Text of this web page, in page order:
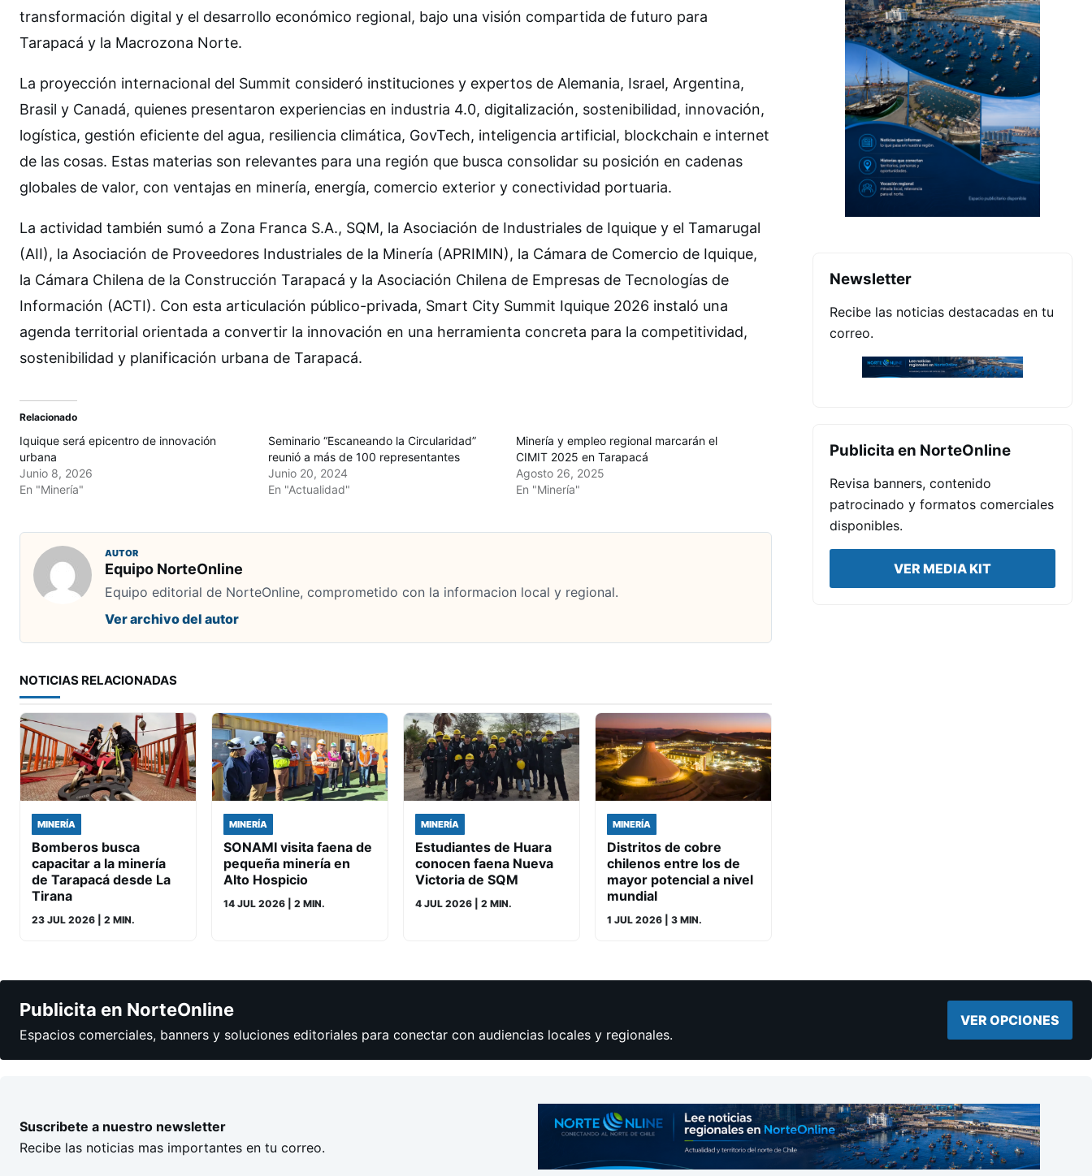
transformación digital y el desarrollo económico regional, bajo una visión compartida de futuro para
Tarapacá y la Macrozona Norte.
La proyección internacional del Summit consideró instituciones y expertos de Alemania, Israel, Argentina,
Brasil y Canadá, quienes presentaron experiencias en industria 4.0, digitalización, sostenibilidad, innovación,
logística, gestión eficiente del agua, resiliencia climática, GovTech, inteligencia artificial, blockchain e internet
de las cosas. Estas materias son relevantes para una región que busca consolidar su posición en cadenas
globales de valor, con ventajas en minería, energía, comercio exterior y conectividad portuaria.
La actividad también sumó a Zona Franca S.A., SQM, la Asociación de Industriales de Iquique y el Tamarugal
(AII), la Asociación de Proveedores Industriales de la Minería (APRIMIN), la Cámara de Comercio de Iquique,
la Cámara Chilena de la Construcción Tarapacá y la Asociación Chilena de Empresas de Tecnologías de
Información (ACTI). Con esta articulación público-privada, Smart City Summit Iquique 2026 instaló una
agenda territorial orientada a convertir la innovación en una herramienta concreta para la competitividad,
sostenibilidad y planificación urbana de Tarapacá.
Relacionado
Iquique será epicentro de innovación
urbana
Junio 8, 2026
En "Minería"
Seminario “Escaneando la Circularidad”
reunió a más de 100 representantes
Junio 20, 2024
En "Actualidad"
Minería y empleo regional marcarán el
CIMIT 2025 en Tarapacá
Agosto 26, 2025
En "Minería"
AUTOR
Equipo NorteOnline
Equipo editorial de NorteOnline, comprometido con la informacion local y regional.
Ver archivo del autor
NOTICIAS RELACIONADAS
MINERÍA
Bomberos busca
capacitar a la minería
de Tarapacá desde La
Tirana
23 JUL 2026 | 2 MIN.
MINERÍA
SONAMI visita faena de
pequeña minería en
Alto Hospicio
14 JUL 2026 | 2 MIN.
MINERÍA
Estudiantes de Huara
conocen faena Nueva
Victoria de SQM
4 JUL 2026 | 2 MIN.
MINERÍA
Distritos de cobre
chilenos entre los de
mayor potencial a nivel
mundial
1 JUL 2026 | 3 MIN.
Newsletter
Recibe las noticias destacadas en tu
correo.
Publicita en NorteOnline
Revisa banners, contenido
patrocinado y formatos comerciales
disponibles.
VER MEDIA KIT
Publicita en NorteOnline
Espacios comerciales, banners y soluciones editoriales para conectar con audiencias locales y regionales.
VER OPCIONES
Suscribete a nuestro newsletter
Recibe las noticias mas importantes en tu correo.